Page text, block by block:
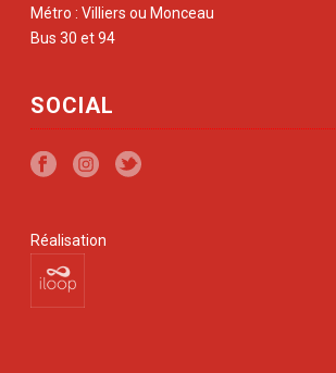
Métro : Villiers ou Monceau
Bus 30 et 94
SOCIAL
Réalisation